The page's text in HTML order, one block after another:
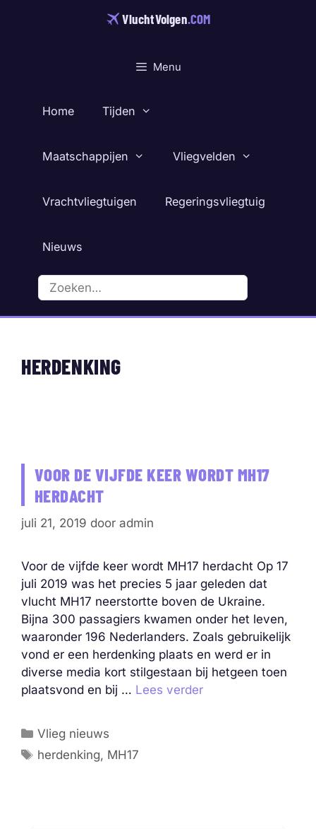
VluchtVolgen.COM
Menu
Home Tijden
Maatschappijen Vliegvelden
Vrachtvliegtuigen Regeringsvliegtuig
Nieuws
HERDENKING
VOOR DE VIJFDE KEER WORDT MH17
HERDACHT
juli 21, 2019 door admin
Voor de vijfde keer wordt MH17 herdacht Op 17
juli 2019 was het precies 5 jaar geleden dat
vlucht MH17 neerstortte boven de Ukraine.
Bijna 300 passagiers kwamen onder het leven,
waaronder 196 Nederlanders. Zoals gebruikelijk
vond er een herdenking plaats en werd er in
diverse media kort stilgestaan bij hetgeen toen
plaatsvond en bij … Lees verder
Categorieën
Vlieg nieuws
Tags
herdenking, MH17